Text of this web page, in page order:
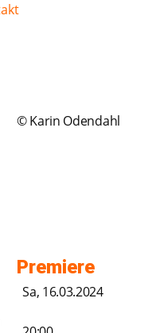
© Karin Odendahl
Premiere
Sa, 16.03.2024